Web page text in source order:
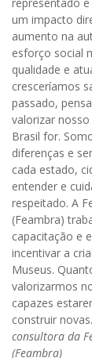
um impacto
aumento na
esforço social
qualidade e
cresceríamos
passado,
valorizar
Brasil for.
diferenças e
cada estado,
entender e
respeitado. A
(Feambra)
capacitação e
incentivar a
Museus.
valorizarmos
capazes
construir novas.
consultora da
(Feambra)